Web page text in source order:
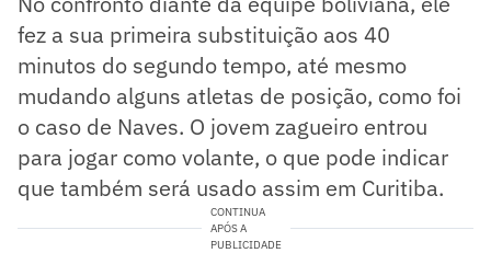
fez a sua primeira substituição aos 40
minutos do segundo tempo, até mesmo
mudando alguns atletas de posição, como foi
o caso de Naves. O jovem zagueiro entrou
para jogar como volante, o que pode indicar
que também será usado assim em Curitiba.
CONTINUA
APÓS A
PUBLICIDADE